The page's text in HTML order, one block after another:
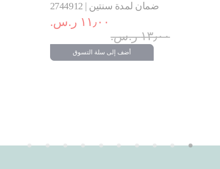
ضمان لمدة سنتين | 2744912
١١٫٠٠ ر.س.‏
١٣٫٠٠ ر.س.‏
أضف إلى سلة التسوق